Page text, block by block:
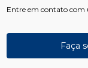
Entre em contato com
Faça